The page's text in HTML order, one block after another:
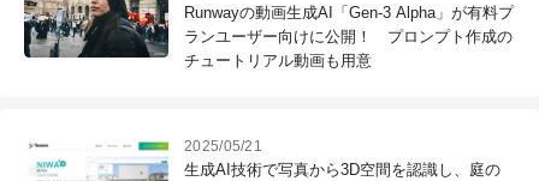
Runwayの動画生成AI「Gen-3 Alpha」が有料プ
ランユーザー向けに公開！ プロンプト作成の
チュートリアル動画も用意
2025/05/21
生成AI技術で写真から3D空間を認識し、庭の